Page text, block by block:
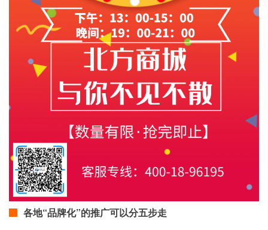
各地“品牌化”的推广可以分五步走